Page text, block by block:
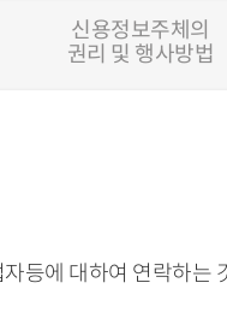
신용정보주체의
권리 및 행사방법
등에 대하여 연락하는